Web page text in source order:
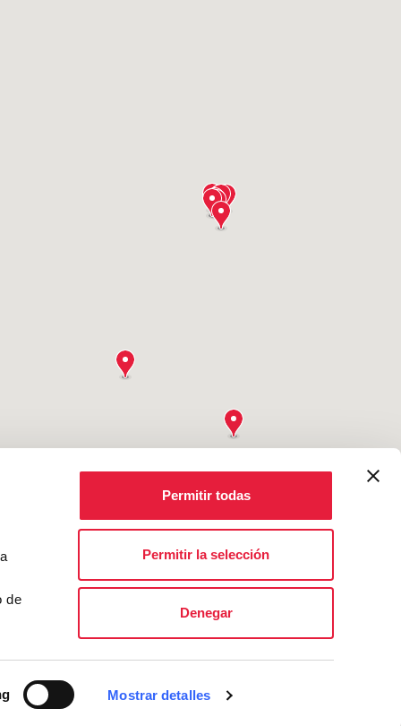
de
Mostrar detalles
Permitir todas
Permitir la selección
Denegar